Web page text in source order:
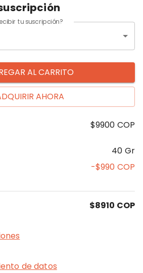
tu suscripción?
AL CARRITO
AHORA
$9900 COP
40 Gr
-$990 COP
$8910 COP
de datos